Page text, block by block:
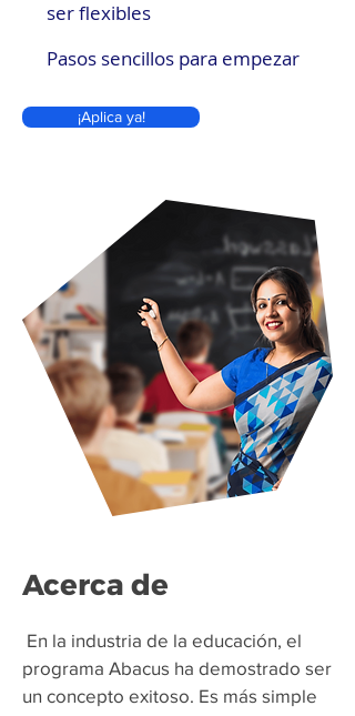
ser flexibles
Pasos sencillos para empezar
¡Aplica ya!
Acerca de
En la industria de la educación, el
programa Abacus ha demostrado ser
un concepto exitoso. Es más simple